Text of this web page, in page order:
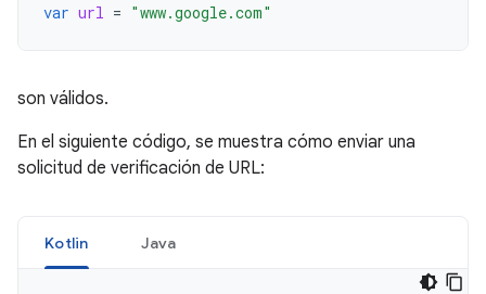
var url = "www.google.com"
son válidos.
En el siguiente código, se muestra cómo enviar una
solicitud de verificación de URL:
Kotlin Java